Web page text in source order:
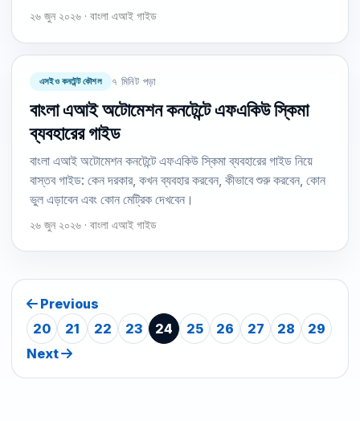
২৬ জুন ২০২৬ · বাংলা এআই গাইড
এসইও কনটেন্ট কৌশল ৭ মিনিট পড়া
বাংলা এআই অটোমেশন কনটেন্টে এফএকিউ স্কিমা
ব্যবহারের গাইড
বাংলা এআই অটোমেশন কনটেন্টে এফএকিউ স্কিমা ব্যবহারের গাইড নিয়ে
বাস্তব গাইড: কেন দরকার, কখন ব্যবহার করবেন, কীভাবে শুরু করবেন, কোন
ভুল এড়াবেন এবং কোন মেট্রিক দেখবেন।
২৬ জুন ২০২৬ · বাংলা এআই গাইড
Previous
20
21 22 23 24 25 26 27 28
29
Next